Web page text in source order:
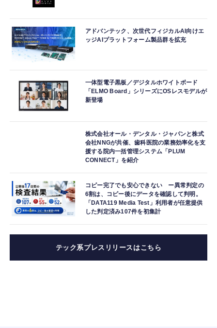
アドバンテック、次世代フィジカルAI向けエ
ッジAIプラットフォーム製品群を拡充
一体型電子黒板／デジタルホワイトボード
「ELMO Board」シリーズにOSレスモデルが
新登場
株式会社オール・デンタル・ジャパンと株式
会社NNGが共催、歯科医院の業務効率化を支
援する院内一括管理システム「PLUM
CONNECT」を紹介
コピー完了でも安心できない ー異常判定の
6割は、コピー後にデータを確認して判明。
「DATA119 Media Test」利用者が任意提供
した判定済み107件を初集計
テック系プレスリリースはこちら